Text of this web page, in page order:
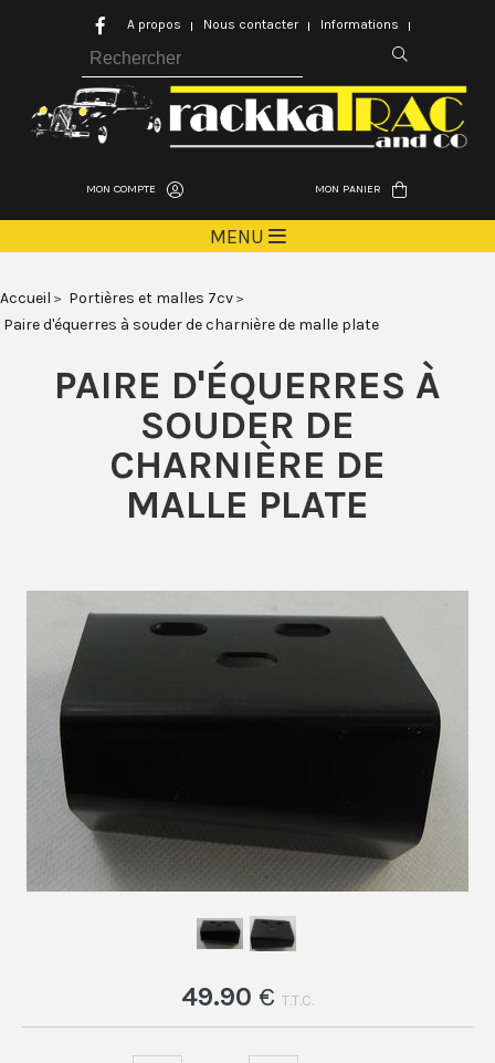
MON COMPTE MON PANIER
MENU
Accueil
Portières et malles 7cv
Paire d'équerres à souder de charnière de malle plate
PAIRE D'ÉQUERRES À
SOUDER DE
CHARNIÈRE DE
MALLE PLATE
49.90 € T.T.C.
A propos Nous contacter Informations